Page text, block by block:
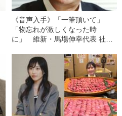
《音声入手》「一筆頂いて」
「物忘れが激しくなった時
に」 維新・馬場伸幸代表 社会
機能が衰えた理事長に…